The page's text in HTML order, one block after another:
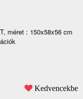
méret : 150x58x56 cm
Kedvencekbe